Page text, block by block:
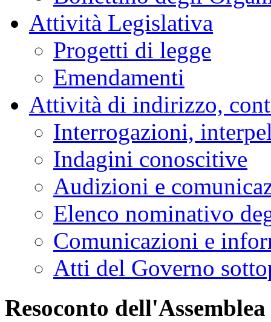
Attività Legislativa
Progetti di legge
Emendamenti
Attività di indirizzo,
Interrogazioni,
Indagini conoscitive
Audizioni e
Elenco nominativo
Comunicazioni e
Atti del Governo
Resoconto dell'Assemblea